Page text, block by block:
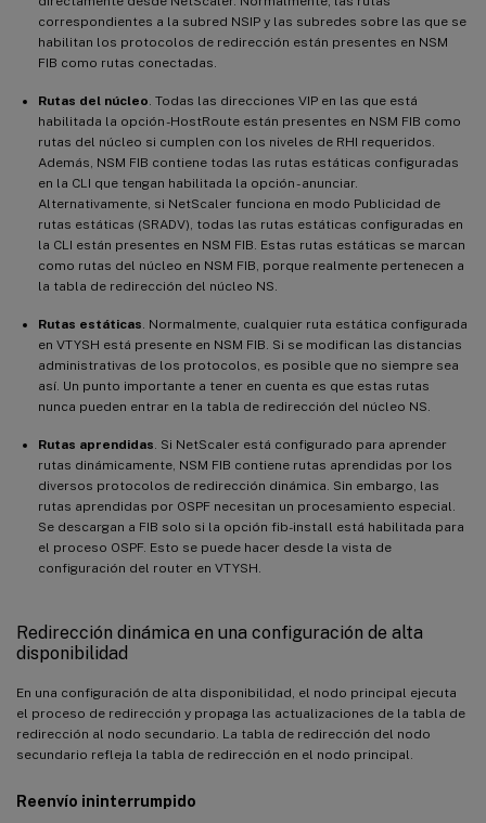
correspondientes a la subred NSIP y las subredes sobre las que se
habilitan los protocolos de redirección están presentes en NSM
FIB como rutas conectadas.
Rutas del núcleo . Todas las direcciones VIP en las que está
habilitada la opción -HostRoute están presentes en NSM FIB como
rutas del núcleo si cumplen con los niveles de RHI requeridos.
Además, NSM FIB contiene todas las rutas estáticas configuradas
en la CLI que tengan habilitada la opción - anunciar.
Alternativamente, si NetScaler funciona en modo Publicidad de
rutas estáticas (SRADV), todas las rutas estáticas configuradas en
la CLI están presentes en NSM FIB. Estas rutas estáticas se marcan
como rutas del núcleo en NSM FIB, porque realmente pertenecen a
la tabla de redirección del núcleo NS.
Rutas estáticas . Normalmente, cualquier ruta estática configurada
en VTYSH está presente en NSM FIB. Si se modifican las distancias
administrativas de los protocolos, es posible que no siempre sea
así. Un punto importante a tener en cuenta es que estas rutas
nunca pueden entrar en la tabla de redirección del núcleo NS.
Rutas aprendidas . Si NetScaler está configurado para aprender
rutas dinámicamente, NSM FIB contiene rutas aprendidas por los
diversos protocolos de redirección dinámica. Sin embargo, las
rutas aprendidas por OSPF necesitan un procesamiento especial.
Se descargan a FIB solo si la opción fib-install está habilitada para
el proceso OSPF. Esto se puede hacer desde la vista de
configuración del router en VTYSH.
Redirección dinámica en una configuración de alta
disponibilidad
En una configuración de alta disponibilidad, el nodo principal ejecuta
el proceso de redirección y propaga las actualizaciones de la tabla de
redirección al nodo secundario. La tabla de redirección del nodo
secundario refleja la tabla de redirección en el nodo principal.
Reenvío ininterrumpido